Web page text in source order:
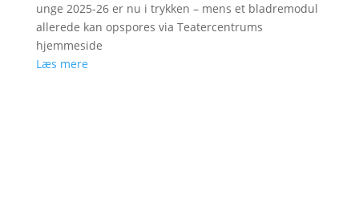
unge 2025-26 er nu i trykken – mens et bladremodul
allerede kan opspores via Teatercentrums
hjemmeside
Læs mere